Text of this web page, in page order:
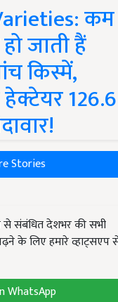
कम
जाती हैं
किस्में,
हेक्टेयर 126.6
Stories
से संबंधित देशभर की सभी
के लिए हमारे व्हाट्सएप
WhatsApp